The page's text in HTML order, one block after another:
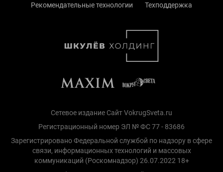
Рекомендательные технологии
Техподдержка
Сетевое издание Сайт VokrugSveta.ru
Регистрационный номер ЭЛ № ФС 77 - 83686
Зарегистрировано Федеральной службой по надзору в сфере
связи, информационных технологий и массовых
коммуникаций (Роскомнадзор) 26.07.2022 18+